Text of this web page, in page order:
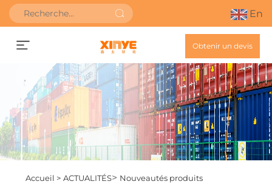
En
Obtenir un devis
Accueil > ACTUALITÉS> Nouveautés produits